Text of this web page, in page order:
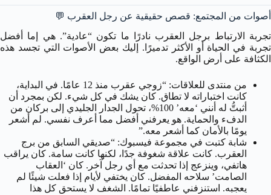
أصوات من المجتمع: قصص حقيقية عن رجل العقرب 💬
تجربة الارتباط برجل العقرب نادرًا ما تكون “عادية”. هي إما أفضل
تجربة في الحياة أو الأكثر تدميرًا. إليك بعض الأصوات التي تجسد هذه
الكثافة على أرض الواقع.
من منتدى للعلاقات: “زوجي عقرب منذ 12 عامًا. في البداية،
كانت اختباراته لا تطاق. كان يشك في كل شيء. لكن بمجرد أن
أثبتُّ له أنني ‘معه’ 100%، تحول الجدار الجليدي إلى بركان من
الدفء والحماية. هو يعرفني أفضل مما أعرف نفسي. لم أشعر
يومًا بالأمان كما أشعر معه.”
شابة كتبت في مجموعة فيسبوك: “صديقي السابق من برج
العقرب. كانت علاقة شغوفة جدًا، لكنها كانت سامة. كان يراقب
هاتفي، وينزعج إذا تحدثت مع أي رجل آخر. كان ‘العقاب
الصامت’ سلاحه المفضل. كان يختفي لأيام إذا فعلت شيئًا لم
يعجبه. استنزفني عاطفيًا تمامًا. الشغف لا يستحق كل هذا